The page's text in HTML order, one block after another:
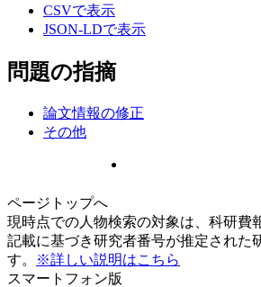
CSVで表示
JSON-LDで表示
問題の指摘
論文情報の修正
その他
ページトップへ
現時点での人物検索の対象は、科研費
記載に基づき研究者番号が推定された
す。
※詳しい説明はこちら
スマートフォン版